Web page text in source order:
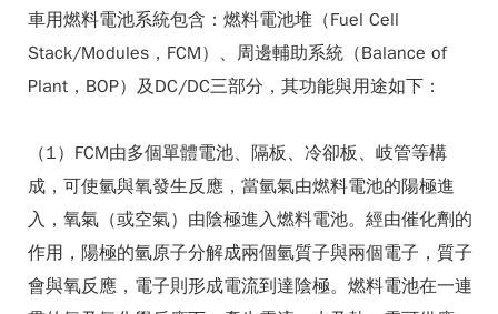
車用燃料電池系統包含：燃料電池堆（Fuel Cell
Stack/Modules，FCM）、周邊輔助系統（Balance of
Plant，BOP）及DC/DC三部分，其功能與用途如下：
（1）FCM由多個單體電池、隔板、冷卻板、岐管等構
成，可使氫與氧發生反應，當氫氣由燃料電池的陽極進
入，氧氣（或空氣）由陰極進入燃料電池。經由催化劑的
作用，陽極的氫原子分解成兩個氫質子與兩個電子，質子
會與氧反應，電子則形成電流到達陰極。燃料電池在一連